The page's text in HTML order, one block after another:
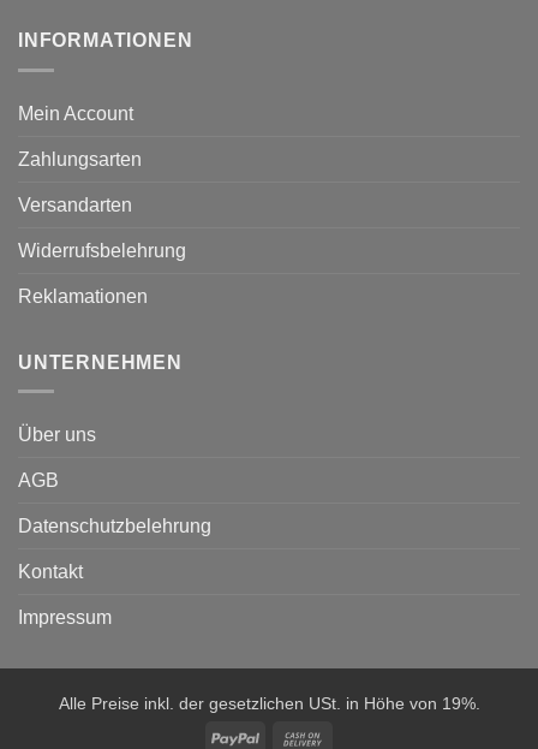
INFORMATIONEN
Mein Account
Zahlungsarten
Versandarten
Widerrufsbelehrung
Reklamationen
UNTERNEHMEN
Über uns
AGB
Datenschutzbelehrung
Kontakt
Impressum
Alle Preise inkl. der gesetzlichen USt. in Höhe von 19%.
PayPal